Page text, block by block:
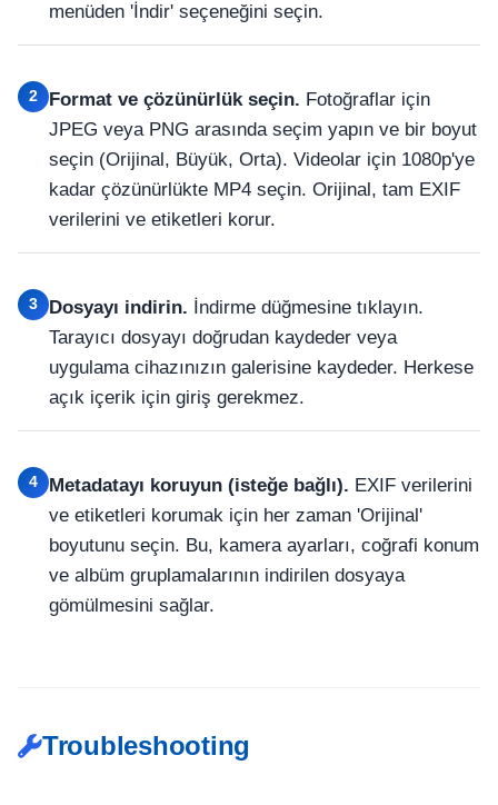
menüden 'İndir' seçeneğini seçin.
2 Format ve çözünürlük seçin. Fotoğraflar için
JPEG veya PNG arasında seçim yapın ve bir boyut
seçin (Orijinal, Büyük, Orta). Videolar için 1080p'ye
kadar çözünürlükte MP4 seçin. Orijinal, tam EXIF
verilerini ve etiketleri korur.
3 Dosyayı indirin. İndirme düğmesine tıklayın.
Tarayıcı dosyayı doğrudan kaydeder veya
uygulama cihazınızın galerisine kaydeder. Herkese
açık içerik için giriş gerekmez.
4 Metadatayı koruyun (isteğe bağlı). EXIF verilerini
ve etiketleri korumak için her zaman 'Orijinal'
boyutunu seçin. Bu, kamera ayarları, coğrafi konum
ve albüm gruplamalarının indirilen dosyaya
gömülmesini sağlar.
Troubleshooting